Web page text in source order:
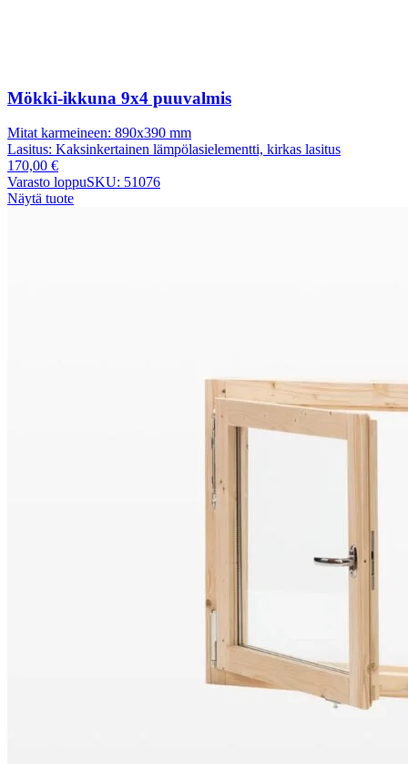
Mökki-ikkuna 9x4 puuvalmis
Mitat karmeineen: 890x390 mm
Lasitus: Kaksinkertainen lämpölasielementti, kirkas lasitus
170,00 €
Varasto loppuSKU: 51076
Näytä tuote